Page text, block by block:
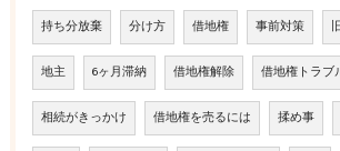
持ち分放棄 分け方 借地権 事前対策
地主 6ヶ月滞納 借地権解除 借地権トラブ
相続がきっかけ 借地権を売るには 揉め事